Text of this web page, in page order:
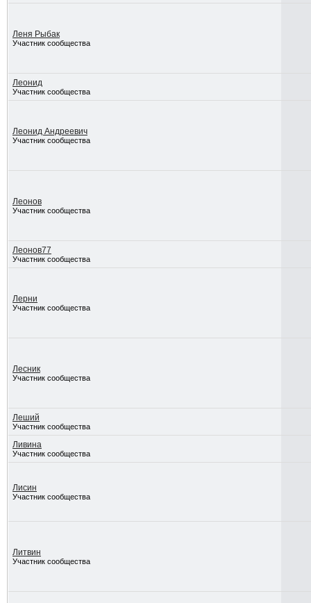
Леня Рыбак
Участник сообщества
Леонид
Участник сообщества
Леонид Андреевич
Участник сообщества
Леонов
Участник сообщества
Леонов77
Участник сообщества
Лерни
Участник сообщества
Лесник
Участник сообщества
Леший
Участник сообщества
Ливина
Участник сообщества
Лисин
Участник сообщества
Литвин
Участник сообщества